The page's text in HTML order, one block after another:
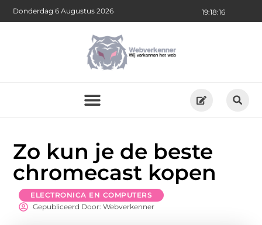
19:18:17
Donderdag 6 Augustus 2026
Zo kun je de beste
chromecast kopen
ELECTRONICA EN COMPUTERS
Gepubliceerd Door: Webverkenner